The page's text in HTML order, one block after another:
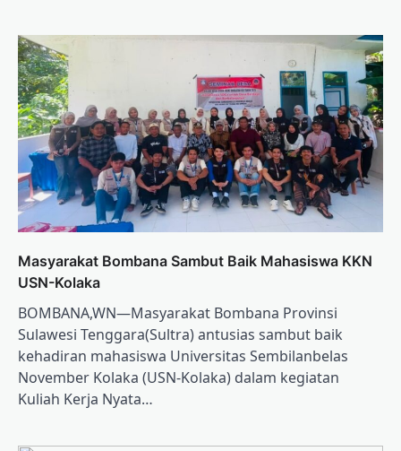
Masyarakat Bombana Sambut Baik Mahasiswa KKN
USN-Kolaka
BOMBANA,WN—Masyarakat Bombana Provinsi
Sulawesi Tenggara(Sultra) antusias sambut baik
kehadiran mahasiswa Universitas Sembilanbelas
November Kolaka (USN-Kolaka) dalam kegiatan
Kuliah Kerja Nyata…